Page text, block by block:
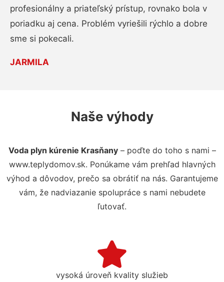
profesionálny a priateľský prístup, rovnako bola v
poriadku aj cena. Problém vyriešili rýchlo a dobre
sme si pokecali.
JARMILA
Naše výhody
Voda plyn kúrenie Krasňany– poďte do toho s nami –
www.teplydomov.sk. Ponúkame vám prehľad hlavných
výhod a dôvodov, prečo sa obrátiť na nás. Garantujeme
vám, že nadviazanie spolupráce s nami nebudete
ľutovať.
vysoká úroveň kvality služieb